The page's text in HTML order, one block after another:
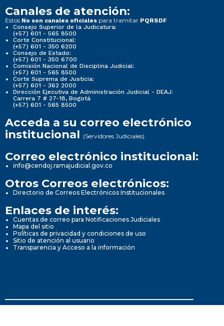
Canales de atención:
Estos No son canales oficiales para tramitar PQRSDF
Consejo Superior de la Judicatura:
(+57) 601 - 565 8500
Corte Constitucional:
(+57) 601 - 350 6200
Consejo de Estado:
(+57) 601 - 350 6700
Comisión Nacional de Disciplina Judicial:
(+57) 601 - 565 8500
Corte Suprema de Justicia:
(+57) 601 - 362 2000
Dirección Ejecutiva de Administración Judicial - DEAJ:
Carrera 7 # 27-18, Bogotá
(+57) 601 - 565 8500
Acceda a su correo electrónico
institucional (Servidores Judiciales)
Correo electrónico institucional:
info@cendoj.ramajudicial.gov.co
Otros Correos electrónicos:
Directorio de Correos Electrónicos Institucionales
Enlaces de interés:
Cuentas de correo para Notificaciones Judiciales
Mapa del sitio
Políticas de privacidad y condiciones de uso
Sitio de atención al usuario
Transparencia y Acceso a la información